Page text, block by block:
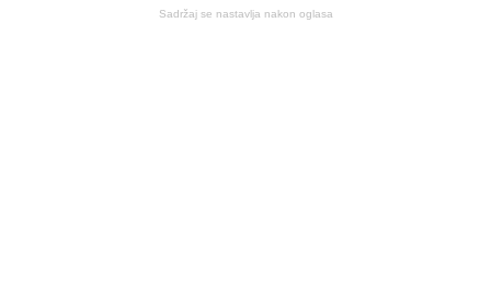
Sadržaj se nastavlja nakon oglasa